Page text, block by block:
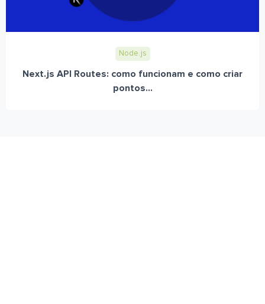
Node.js
Next.js API Routes: como funcionam e como criar
pontos...